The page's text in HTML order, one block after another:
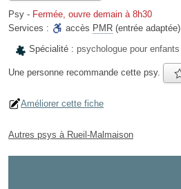
Psy - Fermée, ouvre demain à 8h30
Services :
accès PMR (entrée adaptée)
Spécialité : psychologue pour enfants
Une personne recommande cette psy.
Améliorer cette fiche
Autres psys à Rueil-Malmaison